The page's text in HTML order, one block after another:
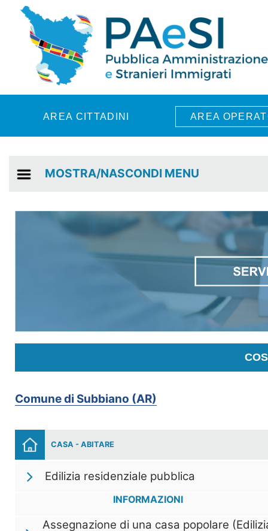
Skip to main content
AREA CITTADINI AREA
MOSTRA/NASCONDI MENU
Comune di Subbiano (AR)
CASA - ABITARE
Edilizia residenziale pubblica
INFORMAZIONI
Assegnazione di una casa popolare